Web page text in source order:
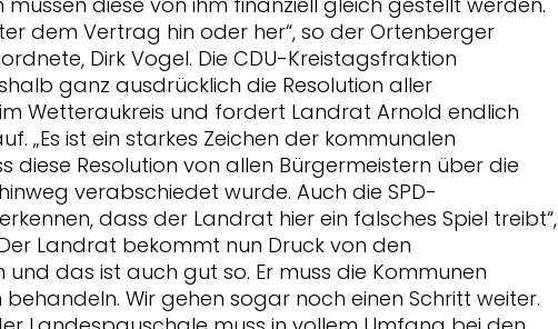
dem Vertrag hin oder her“, so der Ortenberger
Dirk Vogel. Die CDU-Kreistagsfraktion
ganz ausdrücklich die Resolution aller
Wetteraukreis und fordert Landrat Arnold endlich
„Es ist ein starkes Zeichen der kommunalen
diese Resolution von allen Bürgermeistern über die
verabschiedet wurde. Auch die SPD-
dass der Landrat hier ein falsches Spiel treibt“,
Landrat bekommt nun Druck von den
und das ist auch gut so. Er muss die Kommunen
behandeln. Wir gehen sogar noch einen Schritt weiter.